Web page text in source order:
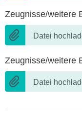
Zeugnisse/weitere
Datei
Zeugnisse/weitere
Datei